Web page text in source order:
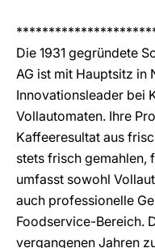
Die 1931 gegründete
AG ist mit Hauptsitz in
Innovationsleader bei
Vollautomaten. Ihre
Kaffeeresultat aus
stets frisch gemahlen,
umfasst sowohl
auch professionelle
Foodservice-Bereich.
vergangenen Jahren